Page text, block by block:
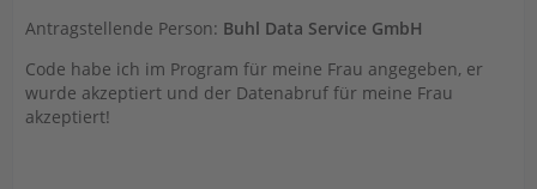
Antragstellende Person: Buhl Data Service GmbH
Code habe ich im Program für meine Frau angegeben, er
wurde akzeptiert und der Datenabruf für meine Frau
akzeptiert!